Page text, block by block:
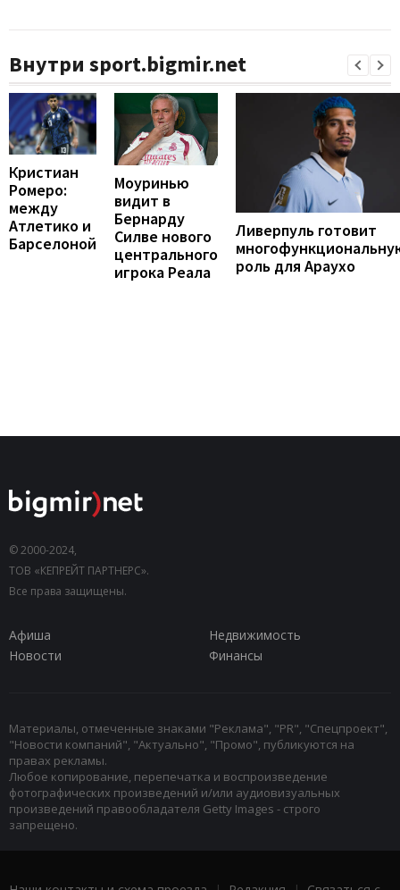
Внутри sport.bigmir.net
Кристиан
Ромеро:
между
Атлетико и
Барселоной
Моуринью
видит в
Бернарду
Силве нового
центрального
игрока Реала
Ливерпуль готовит
роль для Араухо
© 2000-2024,
ТОВ «КЕПРЕЙТ ПАРТНЕРС».
Все права защищены.
Афиша
Недвижимость
Новости
Финансы
Материалы, отмеченные знаками "Реклама", "PR", "Спецпроект",
"Новости компаний", "Актуально", "Промо", публикуются на
правах рекламы.
Любое копирование, перепечатка и воспроизведение
фотографических произведений и/или аудиовизуальных
произведений правообладателя Getty Images - строго
запрещено.